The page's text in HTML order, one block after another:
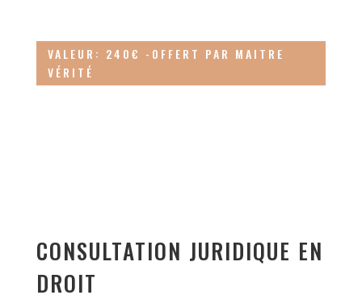
VALEUR: 240€ -OFFERT PAR MAITRE
VÉRITÉ
CONSULTATION JURIDIQUE EN
DROIT